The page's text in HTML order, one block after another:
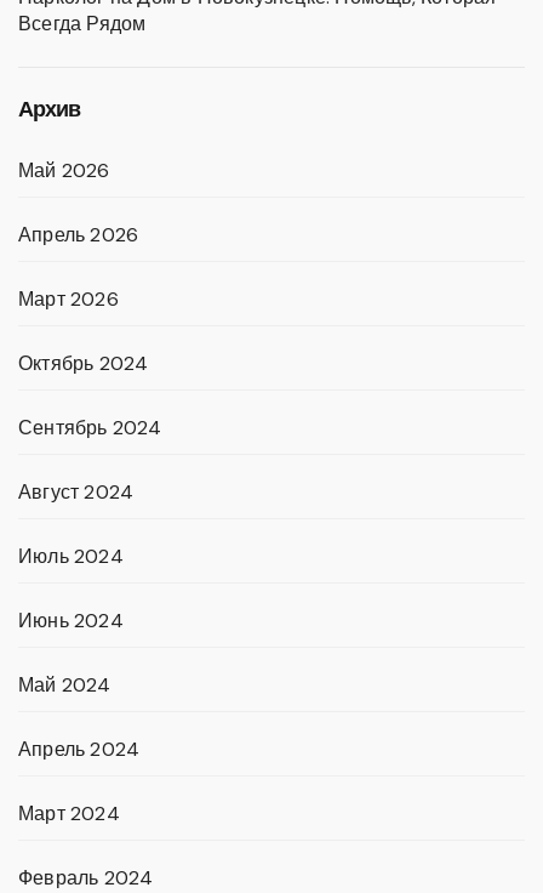
Всегда Рядом
Архив
Май 2026
Апрель 2026
Март 2026
Октябрь 2024
Сентябрь 2024
Август 2024
Июль 2024
Июнь 2024
Май 2024
Апрель 2024
Март 2024
Февраль 2024